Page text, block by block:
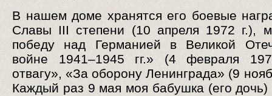
В нашем доме хранятся его боевые
Славы III степени (10 апреля 1972 г.),
победу над Германией в Великой
войне 1941–1945 гг.» (4 февраля
отвагу», «За оборону Ленинграда» (9
Каждый раз 9 мая моя бабушка (его дочь)